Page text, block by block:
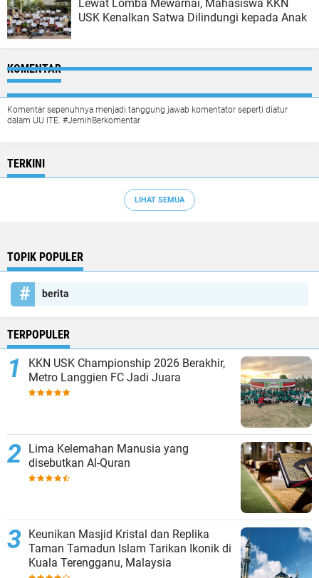
Lewat Lomba Mewarnai, Mahasiswa KKN
USK Kenalkan Satwa Dilindungi kepada Anak
KOMENTAR
Komentar sepenuhnya menjadi tanggung jawab komentator seperti diatur
dalam UU ITE. #JernihBerkomentar
TERKINI
LIHAT SEMUA
TOPIK POPULER
berita
TERPOPULER
KKN USK Championship 2026 Berakhir,
Metro Langgien FC Jadi Juara
Lima Kelemahan Manusia yang
disebutkan Al-Quran
Keunikan Masjid Kristal dan Replika
Taman Tamadun Islam Tarikan Ikonik di
Kuala Terengganu, Malaysia